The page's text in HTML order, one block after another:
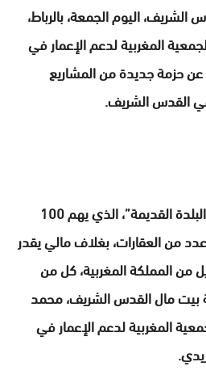
اليوم الجمعة، بالرباط،
المغربية لدعم الإعمار في
حزمة جديدة من المشاريع
في القدس الشريف.
ووقع “ملحق اتفاقية أحياء البلدة القديمة”، الذي يهم 100
من العقارات، بغلاف مالي يقدر
من المملكة المغربية، كل من
بيت مال القدس الشريف، محمد
المغربية لدعم الإعمار في